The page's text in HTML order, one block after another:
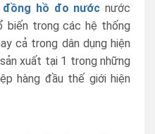
đồng hồ đo nước nước
biến trong các hệ thống
cả trong dân dụng hiện
xuất tại 1 trong những
hàng đầu thế giới hiện